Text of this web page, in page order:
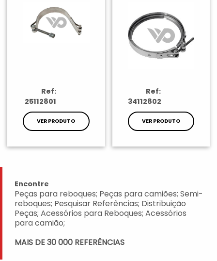
Ref:
25112801
VER PRODUTO
Ref:
34112802
VER PRODUTO
Encontre
Peças para reboques; Peças para camiões; Semi-
reboques; Pesquisar Referências; Distribuição
Peças; Acessórios para Reboques; Acessórios
para camião;
MAIS DE 30 000 REFERÊNCIAS